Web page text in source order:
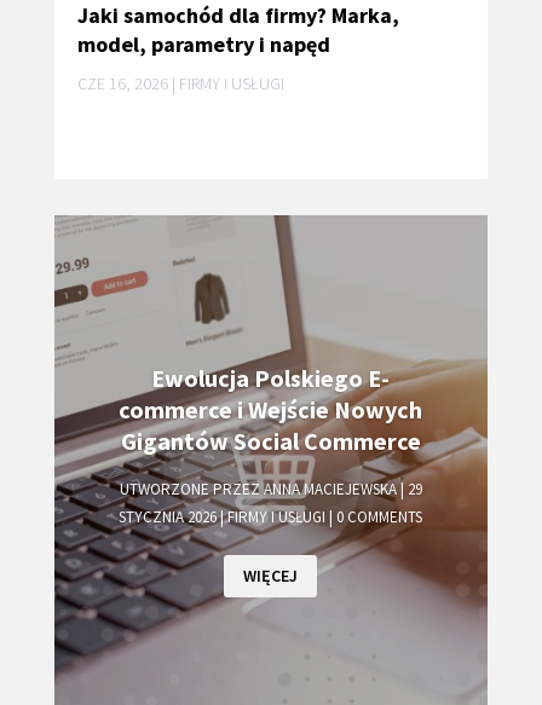
Jaki samochód dla firmy? Marka,
model, parametry i napęd
CZE 16, 2026| FIRMY I USŁUGI
Ewolucja Polskiego E-
commerce i Wejście Nowych
Gigantów Social Commerce
UTWORZONE PRZEZ ANNA MACIEJEWSKA|29
STYCZNIA 2026|FIRMY I USŁUGI | 0 COMMENTS
WIĘCEJ